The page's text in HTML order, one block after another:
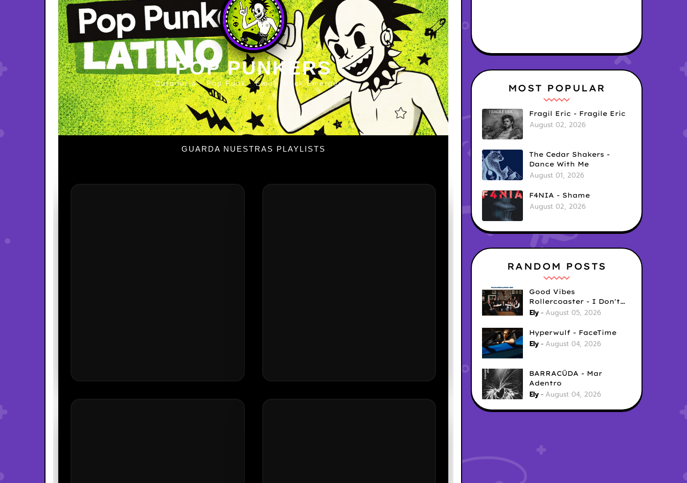
POP PUNKERS
Curaduría · Pop Punk · Emo · Rock Emergente
GUARDA NUESTRAS PLAYLISTS
MOST POPULAR
Fragil Eric - Fragile Eric
August 02, 2026
The Cedar Shakers -
Dance With Me
August 01, 2026
F4NIA - Shame
August 02, 2026
RANDOM POSTS
Good Vibes
Rollercoaster - I Don't
Care
Ely August 05, 2026
Hyperwulf - FaceTime
Ely August 04, 2026
BARRACÜDA - Mar
Adentro
Ely August 04, 2026